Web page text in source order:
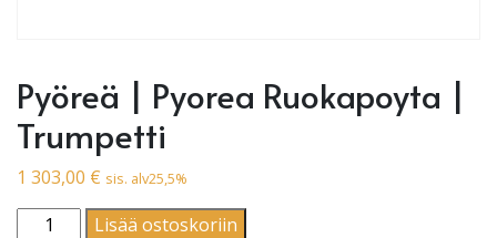
Pyöreä | Pyorea Ruokapoyta |
Trumpetti
1 303,00 € sis. alv25,5%
Pyöreä | Pyorea Ruokapoyta | Trumpetti määrä
Lisää ostoskoriin